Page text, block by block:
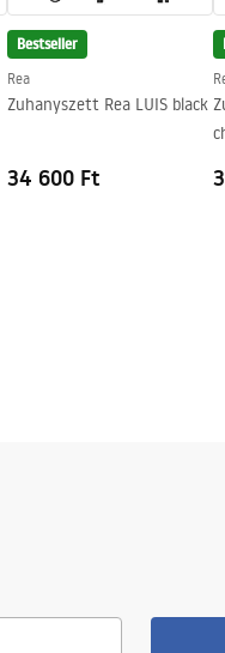
Bestseller
Rea
Zuhanyszett Rea LUIS black
34 600 Ft